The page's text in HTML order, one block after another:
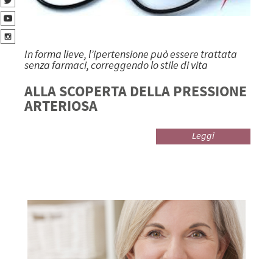
In forma lieve, l’ipertensione può essere trattata
senza farmaci, correggendo lo stile di vita
ALLA SCOPERTA DELLA PRESSIONE
ARTERIOSA
Leggi